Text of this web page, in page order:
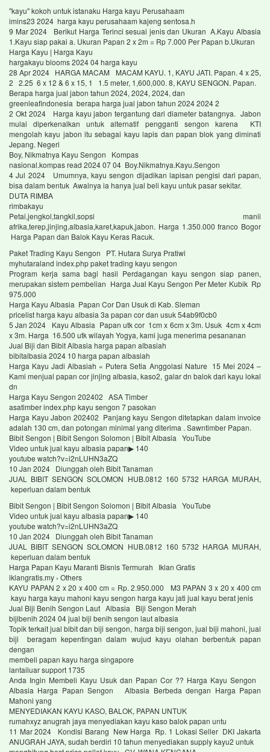
"kayu" kokoh untuk istanaku Harga kayu Perusahaam
imins23 2024 harga kayu perusahaam kajeng sentosa.h
9 Mar 2024 Berikut Harga Terinci sesuai jenis dan Ukuran A.Kayu Albasia
1.Kayu siap pakai a. Ukuran Papan 2 x 2m = Rp 7.000 Per Papan b.Ukuran
Harga Kayu | Harga Kayu
hargakayu blooms 2024 04 harga kayu
28 Apr 2024 HARGA MACAM MACAM KAYU. 1, KAYU JATI. Papan. 4 x 25,
2 2.25 6 x 12 & 6 x 15, 1 1.5 meter, 1,600,000. 8, KAYU SENGON. Papan.
Berapa harga jual jabon tahun 2024, 2024, 2024, dan
greenleafindonesia berapa harga jual jabon tahun 2024 2024 2
2 Okt 2024 Harga kayu jabon tergantung dari diameter batangnya. Jabon
mulai diperkenalkan untuk alternatif pengganti sengon karena KTI
mengolah kayu jabon itu sebagai kayu lapis dan papan blok yang diminati
Jepang. Negeri
Boy, Nikmatnya Kayu Sengon Kompas
nasional.kompas read 2024 07 04 Boy.Nikmatnya.Kayu.Sengon
4 Jul 2024 Umumnya, kayu sengon dijadikan lapisan pengisi dari papan,
bisa dalam bentuk Awalnya ia hanya jual beli kayu untuk pasar sekitar.
DUTA RIMBA
rimbakayu
Petai,jengkol,tangkil,sopsi manii
afrika,terep,jinjing,albasia,karet,kapuk,jabon. Harga 1.350.000 franco Bogor
Harga Papan dan Balok Kayu Keras Racuk.
Paket Trading Kayu Sengon PT. Hutara Surya Pratiwi
myhutaraland index.php paket trading kayu sengon
Program kerja sama bagi hasil Perdagangan kayu sengon siap panen,
merupakan sistem pembelian Harga Jual Kayu Sengon Per Meter Kubik Rp
975.000
Harga Kayu Albasia Papan Cor Dan Usuk di Kab. Sleman
pricelist harga kayu albasia 3a papan cor dan usuk 54ab9f0cb0
5 Jan 2024 Kayu Albasia Papan utk cor 1cm x 6cm x 3m. Usuk 4cm x 4cm
x 3m. Harga 16.500 utk wilayah Yogya, kami juga menerima pesananan
Jual Biji dan Bibit Albasia harga papan albasiah
bibitalbasia 2024 10 harga papan albasiah
Harga Kayu Jadi Albasiah « Putera Setia Anggolasi Nature 15 Mei 2024 –
Kami menjual papan cor jinjing albasia, kaso2, galar dn balok dari kayu lokal
dn
Harga Kayu Sengon 202402 ASA Timber
asatimber index.php kayu sengon 7 pasokan
Harga Kayu Jabon 202402 Panjang kayu Sengon ditetapkan dalam invoice
adalah 130 cm, dan potongan minimal yang diterima . Sawntimber Papan.
Bibit Sengon | Bibit Sengon Solomon | Bibit Albasia YouTube
Video untuk jual kayu albasia papan▶ 140
youtube watch?v=i2nLUHN3aZQ
10 Jan 2024 Diunggah oleh Bibit Tanaman
JUAL BIBIT SENGON SOLOMON HUB.0812 160 5732 HARGA MURAH,
keperluan dalam bentuk
Bibit Sengon | Bibit Sengon Solomon | Bibit Albasia YouTube
Video untuk jual kayu albasia papan▶ 140
youtube watch?v=i2nLUHN3aZQ
10 Jan 2024 Diunggah oleh Bibit Tanaman
JUAL BIBIT SENGON SOLOMON HUB.0812 160 5732 HARGA MURAH,
keperluan dalam bentuk
Harga Papan Kayu Maranti Bisnis Termurah Iklan Gratis
iklangratis.my › Others
KAYU PAPAN 2 x 20 x 400 cm = Rp. 2.950.000 M3 PAPAN 3 x 20 x 400 cm
kayu harga kayu mahoni kayu sengon harga kayu jati jual kayu berat jenis
Jual Biji Benih Sengon Laut Albasia Biji Sengon Merah
bijibenih 2024 04 jual biji benih sengon laut albasia
Topik terkait jual bibit dan biji sengon, harga biji sengon, jual biji mahoni, jual
biji beragam kepentingan dalam wujud kayu olahan berbentuk papan
dengan
membeli papan kayu harga singapore
lantailuar support 1735
Anda Ingin Membeli Kayu Usuk dan Papan Cor ?? Harga Kayu Sengon
Albasia Harga Papan Sengon Albasia Berbeda dengan Harga Papan
Mahoni yang
MENYEDIAKAN KAYU KASO, BALOK, PAPAN UNTUK
rumahxyz anugrah jaya menyediakan kayu kaso balok papan untu
11 Mar 2024 Kondisi Barang New Harga Rp. 1 Lokasi Seller DKI Jakarta
ANUGRAH JAYA, sudah berdiri 10 tahun menyediakan supply kayu2 untuk